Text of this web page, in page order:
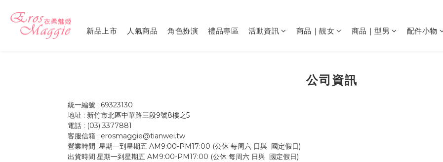
新品上市 人氣商品 角色扮演 禮品專區 活動資訊 商品｜靚女 商品｜型男 配件小物
公司資訊
統一編號 : 69323130
地址 : 新竹市北區中華路三段9號8樓之5
電話 : (03) 3377881
客服信箱 : erosmaggie@tianwei.tw
營業時間 :星期一到星期五 AM9:00-PM17:00 (公休 每周六 日與 國定假日)
出貨時間:星期一到星期五 AM9:00-PM17:00 (公休 每周六 日與 國定假日)